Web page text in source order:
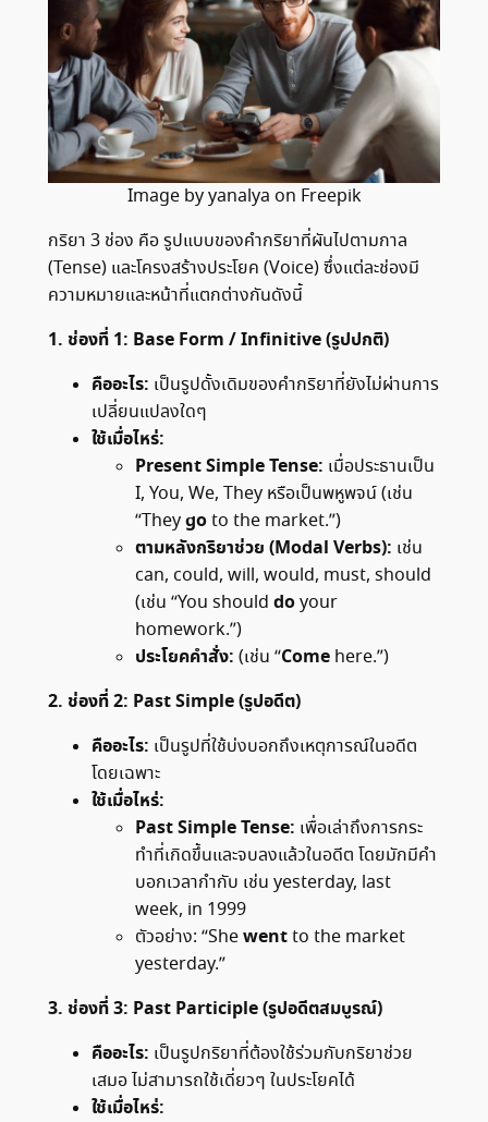
Image by yanalya on Freepik
กริยา 3 ช่อง คือ รูปแบบของคำกริยาที่ผันไปตามกาล
(Tense) และโครงสร้างประโยค (Voice) ซึ่งแต่ละช่องมี
ความหมายและหน้าที่แตกต่างกันดังนี้
1. ช่องที่ 1: Base Form / Infinitive (รูปปกติ)
คืออะไร: เป็นรูปดั้งเดิมของคำกริยาที่ยังไม่ผ่านการ
เปลี่ยนแปลงใดๆ
ใช้เมื่อไหร่:
Present Simple Tense: เมื่อประธานเป็น
I, You, We, They หรือเป็นพหูพจน์ (เช่น
“Theygoto the market.”)
ตามหลังกริยาช่วย (Modal Verbs): เช่น
can, could, will, would, must, should
(เช่น “You should doyour
homework.”)
ประโยคคำสั่ง: (เช่น “Comehere.”)
2. ช่องที่ 2: Past Simple (รูปอดีต)
คืออะไร: เป็นรูปที่ใช้บ่งบอกถึงเหตุการณ์ในอดีต
โดยเฉพาะ
ใช้เมื่อไหร่:
Past Simple Tense: เพื่อเล่าถึงการกระ
ทำที่เกิดขึ้นและจบลงแล้วในอดีต โดยมักมีคำ
บอกเวลากำกับ เช่น yesterday, last
week, in 1999
ตัวอย่าง: “Shewentto the market
yesterday.”
3. ช่องที่ 3: Past Participle (รูปอดีตสมบูรณ์)
คืออะไร: เป็นรูปกริยาที่ต้องใช้ร่วมกับกริยาช่วย
เสมอ ไม่สามารถใช้เดี่ยวๆ ในประโยคได้
ใช้เมื่อไหร่: